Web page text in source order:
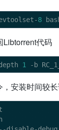
8
Libtorrent代码
1 -b
安装时间较